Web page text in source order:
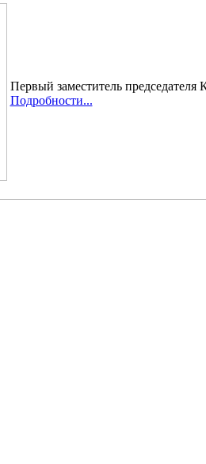
Первый заместитель
Подробности...